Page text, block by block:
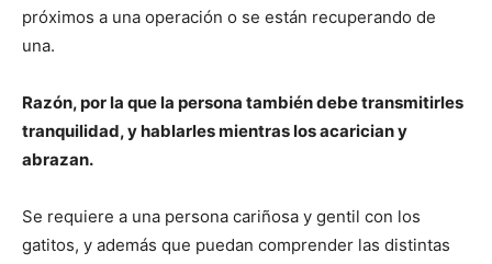
próximos a una operación o se están recuperando de
una.
Razón, por la que la persona también debe transmitirles
tranquilidad, y hablarles mientras los acarician y
abrazan.
Se requiere a una persona cariñosa y gentil con los
gatitos, y además que puedan comprender las distintas